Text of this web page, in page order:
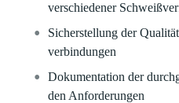
verschiedener
Sicherstellung der
verbindungen
Dokumentation der
den Anforderungen